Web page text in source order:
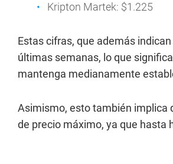
Kripton Martek: $1.225
Estas cifras, que además
últimas semanas, lo que
mantenga medianamente
Asimismo, esto también implica
de precio máximo, ya que hasta